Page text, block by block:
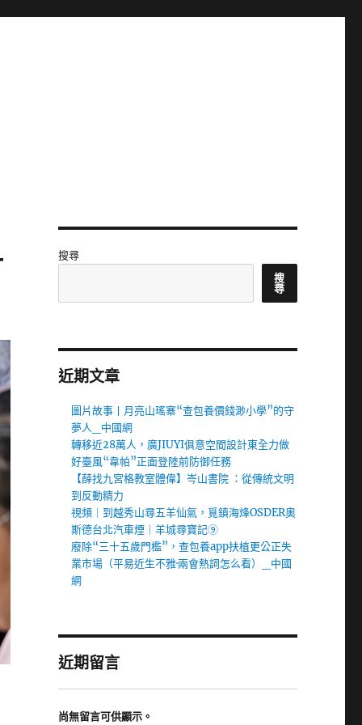
搜尋
搜
尋
近期文章
圖片故事丨月亮山瑤寨“查包養價錢渺小學”的守
夢人_中國網
轉移近28萬人，廣JIUYI俱意空間設計東全力做
好臺風“韋帕”正面登陸前防御任務
【薛找九宮格教室體偉】岑山書院 ：從傳統文明
到反動精力
視頻｜到越秀山尋五羊仙氣，覓鎮海烽OSDER奧
斯德台北汽車煙｜羊城尋寶記⑨
廢除“三十五歲門檻”，查包養app扶植更公正失
業市場（平易近生不雅·兩會熱詞怎么看）_中國
網
近期留言
尚無留言可供顯示。